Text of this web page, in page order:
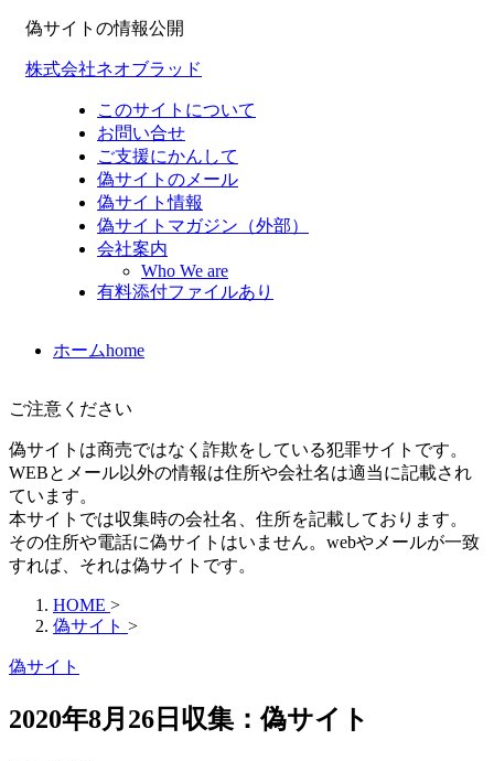
偽サイトの情報公開
株式会社ネオブラッド
このサイトについて
お問い合せ
ご支援にかんして
偽サイトのメール
偽サイト情報
偽サイトマガジン（外部）
会社案内
Who We are
有料添付ファイルあり
ホームhome
ご注意ください
偽サイトは商売ではなく詐欺をしている犯罪サイトです。
WEBとメール以外の情報は住所や会社名は適当に記載され
ています。
本サイトでは収集時の会社名、住所を記載しております。
その住所や電話に偽サイトはいません。webやメールが一致
すれば、それは偽サイトです。
HOME >
偽サイト >
偽サイト
2020年8月26日収集：偽サイト